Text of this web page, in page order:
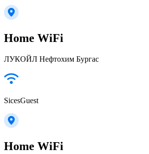
Home WiFi
ЛУКОЙЛ Нефтохим Бургас
SicesGuest
Home WiFi